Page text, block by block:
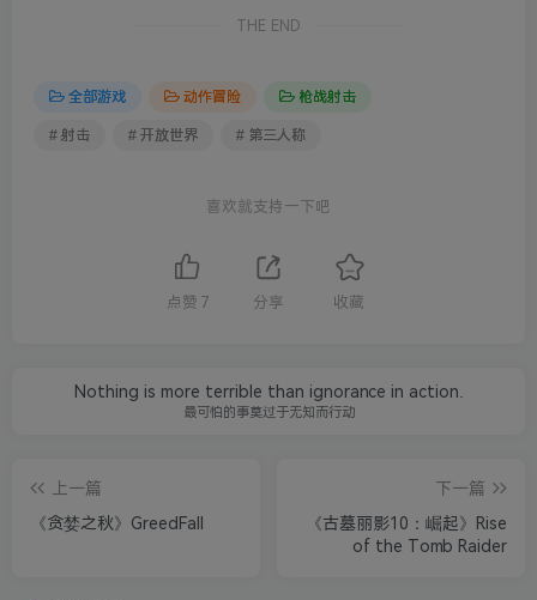
THE END
全部游戏 动作冒险 枪战射击
# 射击 # 开放世界 # 第三人称
喜欢就支持一下吧
点赞 7 分享 收藏
Nothing is more terrible than ignorance in action.
最可怕的事莫过于无知而行动
上一篇
《贪婪之秋》GreedFall
下一篇
《古墓丽影10：崛起》Rise
of the Tomb Raider